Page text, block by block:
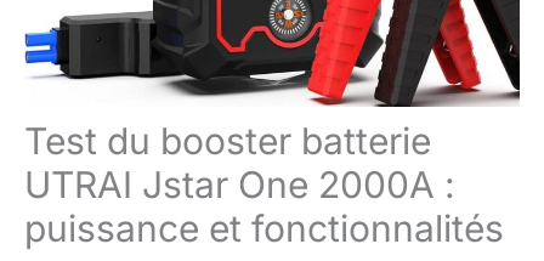
Test du booster batterie
UTRAI Jstar One 2000A :
puissance et fonctionnalités